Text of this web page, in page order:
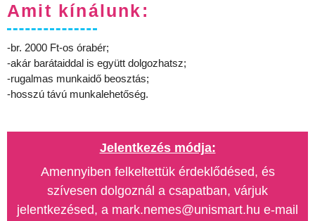
Amit kínálunk:
-br. 2000 Ft-os órabér;
-akár barátaiddal is együtt dolgozhatsz;
-rugalmas munkaidő beosztás;
-hosszú távú munkalehetőség.
Jelentkezés módja:
Amennyiben felkeltettük érdeklődésed, és
szívesen dolgoznál a csapatban, várjuk
jelentkezésed, a mark.nemes@unismart.hu e-mail